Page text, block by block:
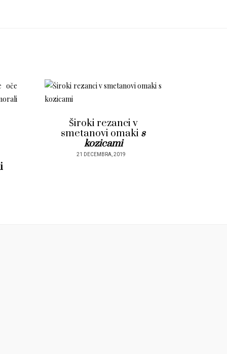
Široki rezanci v
smetanovi omaki s
kozicami
21 DECEMBRA, 2019